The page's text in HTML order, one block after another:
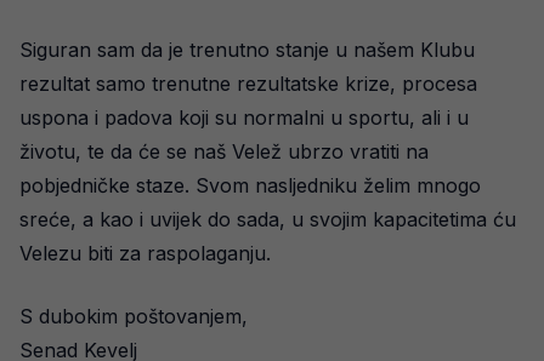
Siguran sam da je trenutno stanje u našem Klubu
rezultat samo trenutne rezultatske krize, procesa
uspona i padova koji su normalni u sportu, ali i u
životu, te da će se naš Velež ubrzo vratiti na
pobjedničke staze. Svom nasljedniku želim mnogo
sreće, a kao i uvijek do sada, u svojim kapacitetima ću
Velezu biti za raspolaganju.
S dubokim poštovanjem,
Senad Kevelj